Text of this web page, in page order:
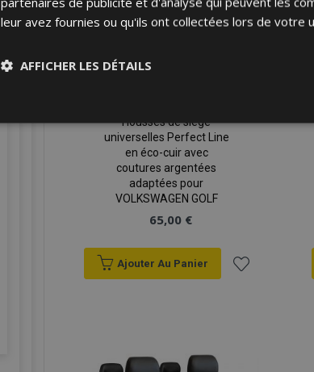
Housses de siège
universelles Perfect Line
en éco-cuir avec
coutures argentées
adaptées pour
VOLKSWAGEN GOLF
65,00 €
Ajouter Au Panier
leur avez fournies ou qu'ils ont collectées lors de votre
AFFICHER LES DÉTAILS
nécessaires
Les cookies strictement nécessaires habilitent des fonctionnalités de
utilisateurs et la gestion des comptes. Le site Web ne peut pas être
Adobe Inc.
www.vtvauto.eu